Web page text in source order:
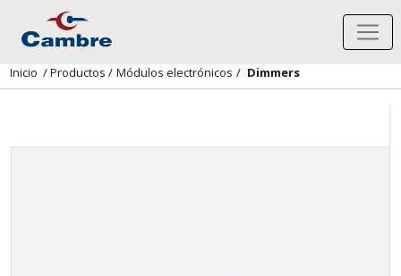
Inicio /Productos / Módulos electrónicos / Dimmers